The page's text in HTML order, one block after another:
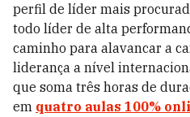
perfil de líder mais
todo líder de alta
caminho para alavancar a
liderança a nível
que soma três horas de
em quatro aulas 100%